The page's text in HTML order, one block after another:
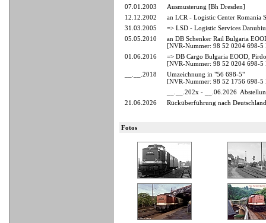
07.01.2003
Ausmusterung [Bh Dresden]
12.12.2002
an LCR - Logistic Center Romania
31.03.2005
=> LSD - Logistic Services
05.05.2010
an DB Schenker Rail Bulgaria
[NVR-Nummer: 98 52 0204 698-5
01.06.2016
=> DB Cargo Bulgaria EOOD,
[NVR-Nummer: 98 52 0204 698-5
__.__.2018
Umzeichnung in "56 698-5"
[NVR-Nummer: 98 52 1756 698-5
__.__.202x - __.06.2026
21.06.2026
Rücküberführung nach Deutschland
Fotos